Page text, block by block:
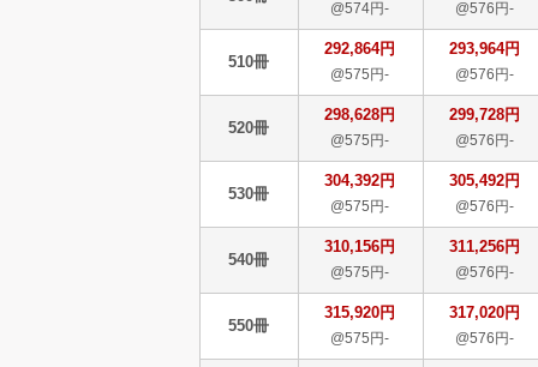
@574円- @576円-
510冊
292,864円
@575円-
293,964円
@576円-
520冊
298,628円
@575円-
299,728円
@576円-
530冊
304,392円
@575円-
305,492円
@576円-
540冊
310,156円
@575円-
311,256円
@576円-
550冊
315,920円
@575円-
317,020円
@576円-